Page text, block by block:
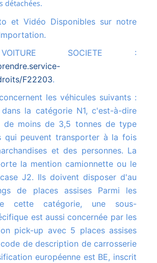
détachées.
SOCIETE :
F22203.
dans la catégorie N1, c'est-à-dire
de moins de 3,5 tonnes de type
qui peuvent transporter à la fois
et des personnes. La
la mention camionnette ou le
J2. Ils doivent disposer d'au
de places assises Parmi les
cette catégorie, une sous-
est aussi concernée par les
pick-up avec 5 places assises
de description de carrosserie
européenne est BE, inscrit